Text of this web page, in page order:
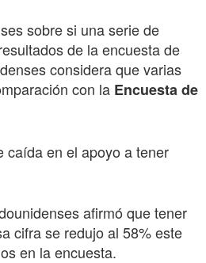
sobre si una serie de
de la encuesta de
considera que varias
con la Encuesta de
caída en el apoyo a tener
afirmó que tener
cifra se redujo al 58% este
en la encuesta.